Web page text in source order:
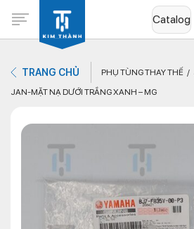
Catalog
Không có sản phẩm nào
TRANG CHỦ PHỤ TÙNG THAY THẾ
JAN-MẶT NẠ DƯỚI TRẮNG XANH – MG